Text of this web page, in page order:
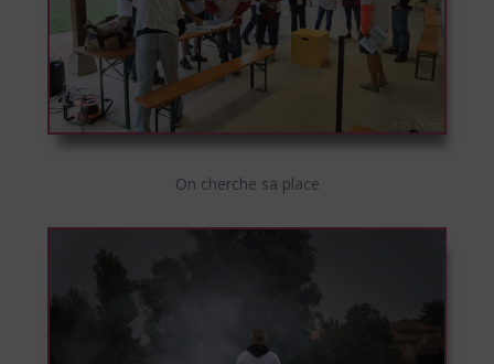
On cherche sa place